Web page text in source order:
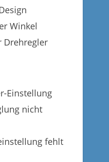
Winkel
Drehregler
Einstellung
nicht
fehlt